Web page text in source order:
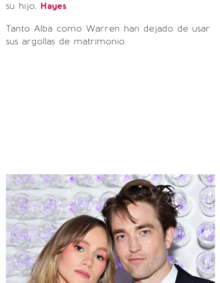
su hijo, Hayes.
Tanto Alba como Warren han dejado de usar
sus argollas de matrimonio.